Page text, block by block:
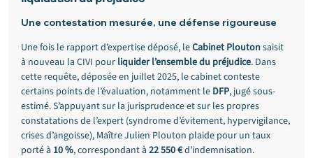
Une contestation mesurée, une défense rigoureuse
Une fois le rapport d’expertise déposé, le Cabinet Plouton saisit
à nouveau la CIVI pour liquider l’ensemble du préjudice. Dans
cette requête, déposée en juillet 2025, le cabinet conteste
certains points de l’évaluation, notamment le DFP, jugé sous-
estimé. S’appuyant sur la jurisprudence et sur les propres
constatations de l’expert (syndrome d’évitement, hypervigilance,
crises d’angoisse), Maître Julien Plouton plaide pour un taux
porté à 10 %, correspondant à 22 550 € d’indemnisation.